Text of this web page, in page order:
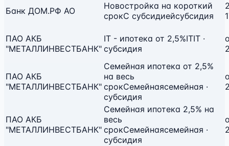
Банк ДОМ.РФ АО
Новостройка на короткий
срокС субсидиейсубсидия
ПАО АКБ
"МЕТАЛЛИНВЕСТБАНК"
IT - ипотека от 2,5%ITIT ·
субсидия
ПАО АКБ
"МЕТАЛЛИНВЕСТБАНК"
Семейная ипотека от 2,5%
на весь
срокСемейнаясемейная ·
субсидия
ПАО АКБ
"МЕТАЛЛИНВЕСТБАНК"
Семейная ипотека 2,5% на
весь
срокСемейнаясемейная ·
субсидия